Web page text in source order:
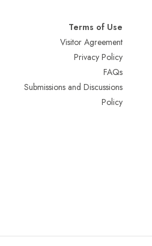
Terms of Use
Visitor Agreement
Privacy Policy
FAQs
Submissions and Discussions
Policy